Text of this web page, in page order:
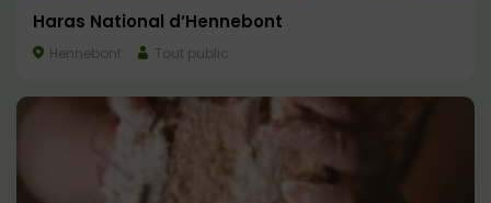
Haras National d’Hennebont
Hennebont Tout public